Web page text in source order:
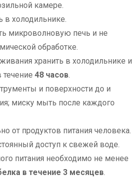
камере.
в холодильнике.
микроволновую печь и не
обработке.
хранить в холодильнике и
течение 48 часов.
и поверхности до и
миску мыть после каждого
от продуктов питания человека.
доступ к свежей воде.
питания необходимо не менее
в течение 3 месяцев.